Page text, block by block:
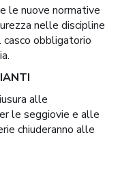
e le nuove normative
nelle discipline
obbligatorio
alle
le seggiovie e alle
chiuderanno alle